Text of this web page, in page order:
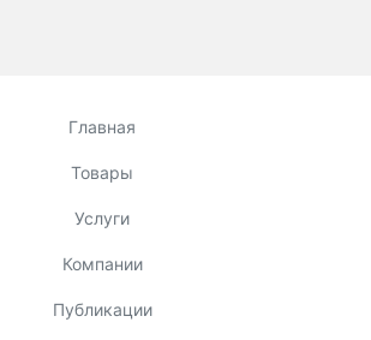
Главная
Товары
Услуги
Компании
Публикации